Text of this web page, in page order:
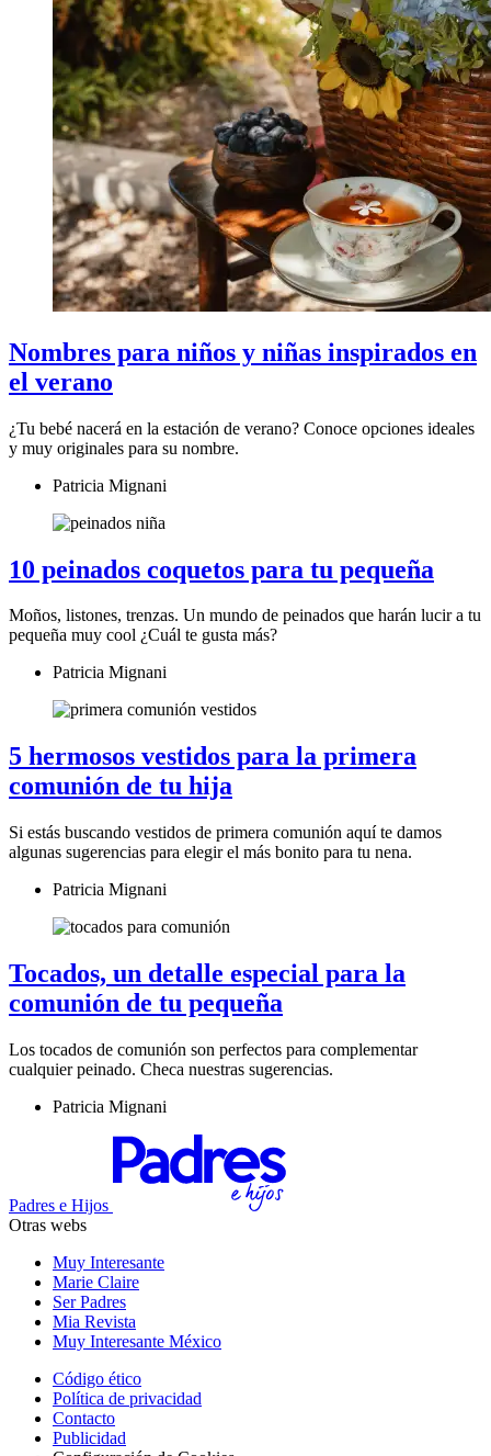
Nombres para niños y niñas inspirados en
el verano
¿Tu bebé nacerá en la estación de verano? Conoce opciones ideales
y muy originales para su nombre.
Patricia Mignani
10 peinados coquetos para tu pequeña
Moños, listones, trenzas. Un mundo de peinados que harán lucir a tu
pequeña muy cool ¿Cuál te gusta más?
Patricia Mignani
5 hermosos vestidos para la primera
comunión de tu hija
Si estás buscando vestidos de primera comunión aquí te damos
algunas sugerencias para elegir el más bonito para tu nena.
Patricia Mignani
Tocados, un detalle especial para la
comunión de tu pequeña
Los tocados de comunión son perfectos para complementar
cualquier peinado. Checa nuestras sugerencias.
Patricia Mignani
Padres e Hijos
Otras webs
Muy Interesante
Marie Claire
Ser Padres
Mia Revista
Muy Interesante México
Código ético
Política de privacidad
Contacto
Publicidad